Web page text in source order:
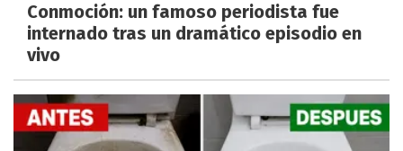
Conmoción: un famoso periodista fue
internado tras un dramático episodio en
vivo